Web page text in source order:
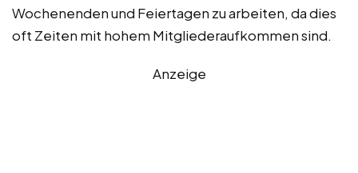
Wochenenden und Feiertagen zu arbeiten, da dies
oft Zeiten mit hohem Mitgliederaufkommen sind.
Anzeige